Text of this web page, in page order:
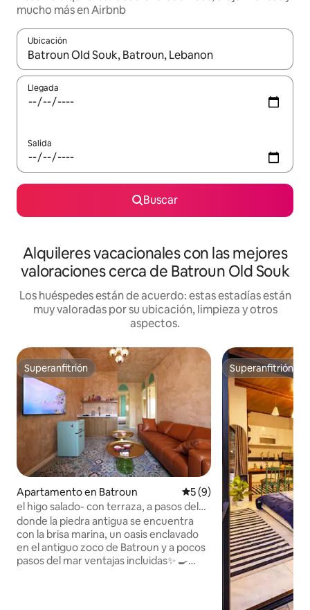
mucho más en Airbnb
Ubicación
Cuando los resultados estén disponibles, navega con las
Llegada
Salida
Buscar
Alquileres vacacionales con las mejores
valoraciones cerca de Batroun Old Souk
Los huéspedes están de acuerdo: estas estadías están
muy valoradas por su ubicación, limpieza y otros
aspectos.
Superanfitrión
Superanfitrión
Apartamento en Batroun Calificación promedio: 5
5 (9)
el higo salado- con terraza, a pasos del
mar
donde la piedra antigua se encuentra
con la brisa marina, un oasis enclavado
en el antiguo zoco de Batroun y a pocos
pasos del mar ventajas incluidas✨ 🍳
Superanfitrión
Superanfitrión